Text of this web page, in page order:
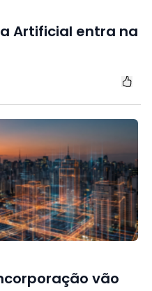
Artificial entra na
vão